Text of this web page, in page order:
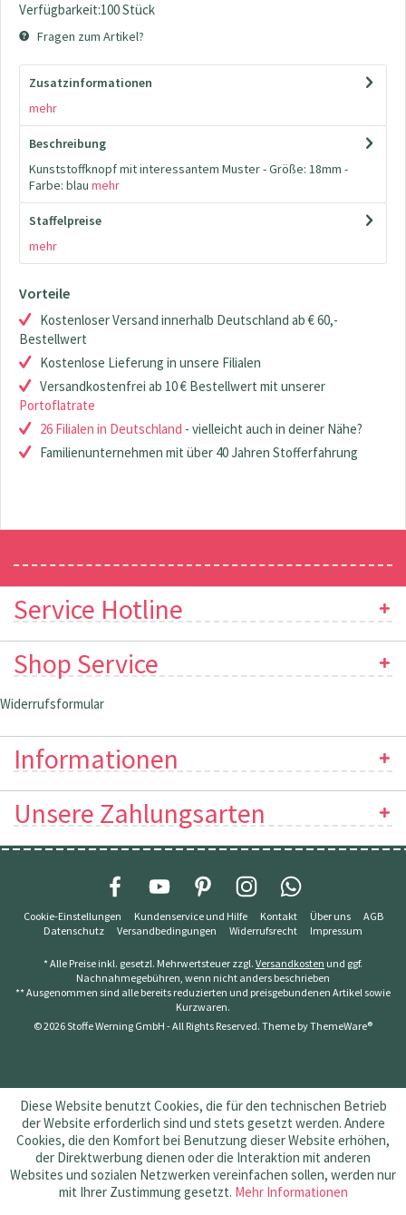
Verfügbarkeit:100 Stück
Fragen zum Artikel?
Zusatzinformationen
mehr
Beschreibung
Kunststoffknopf mit interessantem Muster - Größe: 18mm -
Farbe: blau mehr
Staffelpreise
mehr
Vorteile
Kostenloser Versand innerhalb Deutschland ab € 60,-
Bestellwert
Kostenlose Lieferung in unsere Filialen
Versandkostenfrei ab 10 € Bestellwert mit unserer
Portoflatrate
26 Filialen in Deutschland - vielleicht auch in deiner Nähe?
Familienunternehmen mit über 40 Jahren Stofferfahrung
Service Hotline
Shop Service
Widerrufsformular
Informationen
Unsere Zahlungsarten
Cookie-Einstellungen Kundenservice und Hilfe Kontakt Über uns
AGB
Datenschutz
Versandbedingungen Widerrufsrecht Impressum
* Alle Preise inkl. gesetzl. Mehrwertsteuer zzgl. Versandkosten und ggf.
Nachnahmegebühren, wenn nicht anders beschrieben
** Ausgenommen sind alle bereits reduzierten und preisgebundenen Artikel sowie
Kurzwaren.
© 2026 Stoffe Werning GmbH - All Rights Reserved. Theme byThemeWare®
Diese Website benutzt Cookies, die für den technischen Betrieb
der Website erforderlich sind und stets gesetzt werden. Andere
Cookies, die den Komfort bei Benutzung dieser Website erhöhen,
der Direktwerbung dienen oder die Interaktion mit anderen
Websites und sozialen Netzwerken vereinfachen sollen, werden nur
mit Ihrer Zustimmung gesetzt. Mehr Informationen